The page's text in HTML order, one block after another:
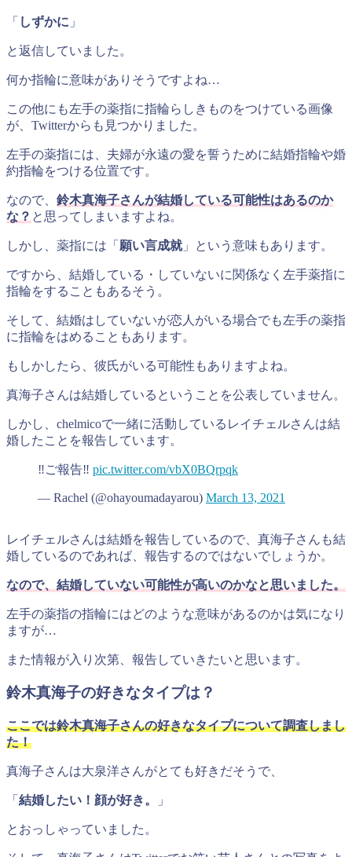
「 しずかに 」
と返信していました。
何か指輪に意味がありそうですよね…
この他にも左手の薬指に指輪らしきものをつけている画像
が、Twitterからも見つかりました。
左手の薬指には、夫婦が永遠の愛を誓うために結婚指輪や婚
約指輪をつける位置です。
なので、 鈴木真海子さんが結婚している可能性はあるのか
な？ と思ってしまいますよね。
しかし、薬指には「 願い言成就」という意味もあります。
ですから、結婚している・していないに関係なく左手薬指に
指輪をすることもあるそう。
そして、結婚はしていないが恋人がいる場合でも左手の薬指
に指輪をはめることもあります。
もしかしたら、彼氏がいる可能性もありますよね。
真海子さんは結婚しているということを公表していません。
しかし、chelmicoで一緒に活動しているレイチェルさんは結
婚したことを報告しています。
‼️ご報告‼️ pic.twitter.com/vbX0BQrpqk
— Rachel (@ohayoumadayarou) March 13, 2021
レイチェルさんは結婚を報告しているので、真海子さんも結
婚しているのであれば、報告するのではないでしょうか。
なので、結婚していない可能性が高いのかなと思いました。
左手の薬指の指輪にはどのような意味があるのかは気になり
ますが…
また情報が入り次第、報告していきたいと思います。
鈴木真海子の好きなタイプは？
ここでは鈴木真海子さんの好きなタイプについて調査しまし
た！
真海子さんは大泉洋さんがとても好きだそうで、
「 結婚したい！顔が好き。 」
とおっしゃっていました。